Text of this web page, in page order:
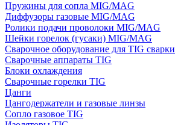
Пружины для сопла MIG/MAG
Диффузоры газовые MIG/MAG
Ролики подачи проволоки MIG/MAG
Шейки горелок (гусаки) MIG/MAG
Сварочное оборудование для TIG сварки
Сварочные аппараты TIG
Блоки охлаждения
Сварочные горелки TIG
Цанги
Цангодержатели и газовые линзы
Сопло газовое TIG